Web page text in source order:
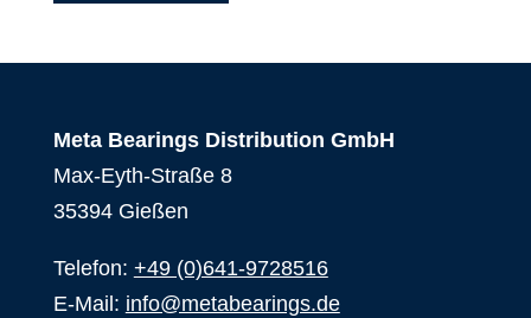
Meta Bearings Distribution GmbH
Max-Eyth-Straße 8
35394 Gießen
Telefon: +49 (0)641-9728516
E-Mail: info@metabearings.de